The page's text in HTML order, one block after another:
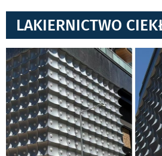
LAKIERNICTWO